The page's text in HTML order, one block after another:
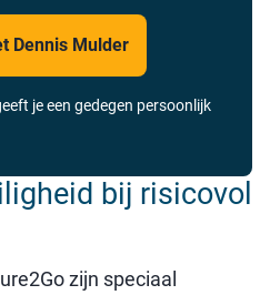
Dennis Mulder
je een gedegen persoonlijk
bij risicovol
zijn speciaal